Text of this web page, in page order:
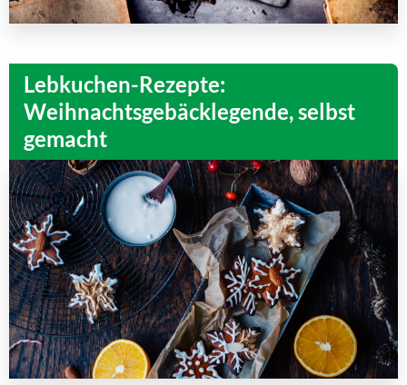
Lebkuchen-Rezepte:
Weihnachtsgebäcklegende, selbst
gemacht